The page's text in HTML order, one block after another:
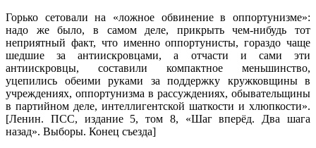
Горько сетовали на «ложное обвинение в оппортунизме»:
надо же было, в самом деле, прикрыть чем-нибудь тот
неприятный факт, что именно оппортунисты, гораздо чаще
шедшие за антиискровцами, а отчасти и сами эти
антиискровцы, составили компактное меньшинство,
уцепились обеими руками за поддержку кружковщины в
учреждениях, оппортунизма в рассуждениях, обывательщины
в партийном деле, интеллигентской шаткости и хлюпкости».
[Ленин. ПСС, издание 5, том 8, «Шаг вперёд. Два шага
назад». Выборы. Конец съезда]